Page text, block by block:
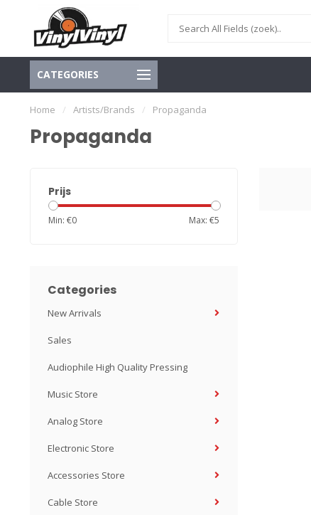
CATEGORIES
Home / Artists/Brands / Propaganda
Propaganda
Prijs
Min: €0 Max: €5
Categories
New Arrivals
Sales
Audiophile High Quality Pressing
Music Store
Analog Store
Electronic Store
Accessories Store
Cable Store